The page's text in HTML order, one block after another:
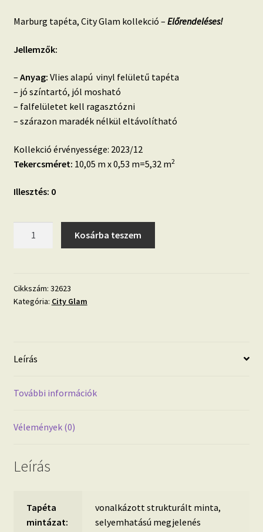
Marburg tapéta, City Glam kollekció – Előrendeléses!
Jellemzők:
– Anyag: Vlies alapú vinyl felületű tapéta
– jó színtartó, jól mosható
– falfelületet kell ragasztózni
– szárazon maradék nélkül eltávolítható
Kollekció érvényessége: 2023/12
Tekercsméret: 10,05 m x 0,53 m=5,32 m2
Illesztés: 0
vonalkázott
tapéta
Kosárba teszem
Cikkszám: 32623
Kategória: City Glam
Leírás
További információk
Vélemények (0)
Leírás
Tapéta
mintázat:
vonalkázott strukturált minta,
selyemhatású megjelenés